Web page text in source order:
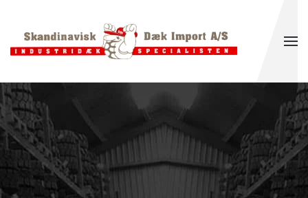
Gå til hovedindhold